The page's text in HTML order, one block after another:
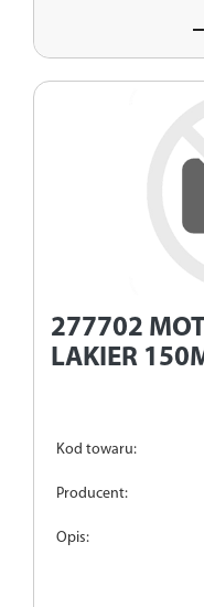
277702
LAKIER
Kod towaru:
Producent:
Opis: